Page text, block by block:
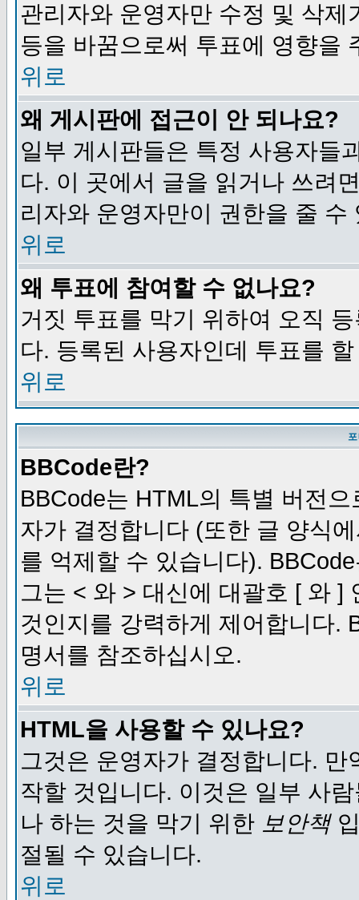
관리자와 운영자만 수정 및 삭
등을 바꿈으로써 투표에 영향을
위로
왜 게시판에 접근이 안 되나요?
일부 게시판들은 특정 사용자들
다. 이 곳에서 글을 읽거나 쓰려
리자와 운영자만이 권한을 줄
위로
왜 투표에 참여할 수 없나요?
거짓 투표를 막기 위하여 오직
다. 등록된 사용자인데 투표를
위로
BBCode란?
BBCode는 HTML의 특별 버전
자가 결정합니다 (또한 글 양식
를 억제할 수 있습니다).
그는 < 와 > 대신에 대괄호 [ 와 ]
것인지를 강력하게 제어합니다.
명서를 참조하십시오.
위로
HTML을 사용할 수 있나요?
그것은 운영자가 결정합니다.
작할 것입니다. 이것은 일부 사
나 하는 것을 막기 위한 보안책
절될 수 있습니다.
위로